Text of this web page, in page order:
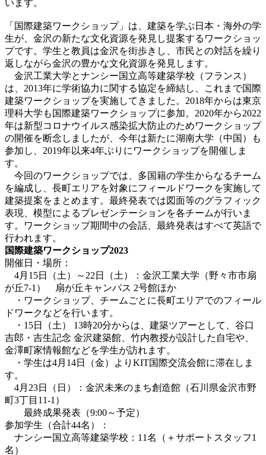
います。
「国際建築ワークショップ」は、建築を学ぶ日本・海外の学
生が、金沢の新たな文化資源を発見し提案するワークショッ
プです。学生と教員は金沢を街歩きし、市民との対話を繰り
返しながら金沢の豊かな文化資源を発見します。
金沢工業大学とナンシー国立高等建築学校（フランス）
は、2013年に学術協力に関する協定を締結し、これまで国際
建築ワークショップを実施してきました。2018年からは東京
理科大学も国際建築ワークショップに参加。2020年から2022
年は新型コロナウイルス感染拡大防止のためワークショップ
の開催を断念しましたが、今年は新たに湖南大学（中国）も
参加し、2019年以来4年ぶりにワークショップを開催しま
す。
今回のワークショップでは、多国籍の学生からなるチーム
を編成し、長町エリアを対象にフィールドワークを実施して
建築提案をまとめます。最終発表では図面等のグラフィック
表現、模型によるプレゼンテーションを各チームが行いま
す。ワークショップ期間中の会話、最終発表はすべて英語で
行われます。
国際建築ワークショップ2023
開催日・場所：
4月15日（土）～22日（土）：金沢工業大学（野々市市扇
が丘7-1） 扇が丘キャンパス 2号館ほか
・ワークショップ、チームごとに長町エリアでのフィール
ドワークなどを行います。
・15日（土） 13時20分からは、建築ツアーとして、谷口
吉郎・吉生記念 金沢建築館、竹内教授が設計した自宅や、
金澤町家情報館などを学生が訪れます。
・学生は4月14日（金）よりKIT国際交流会館に滞在しま
す。
4月23日（日）：金沢未来のまち創造館（石川県金沢市野
町3丁目11-1）
最終成果発表（9:00～予定）
参加学生（合計44名）：
ナンシー国立高等建築学校：11名（＋サポートスタッフ1
名）